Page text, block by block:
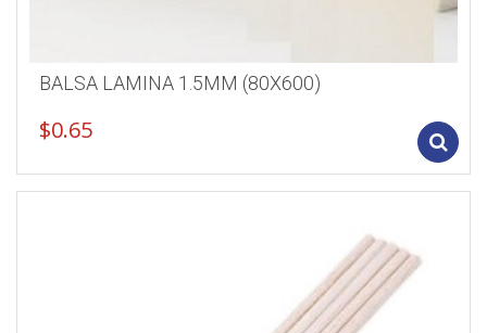
BALSA LAMINA 1.5MM (80X600)
$0.65